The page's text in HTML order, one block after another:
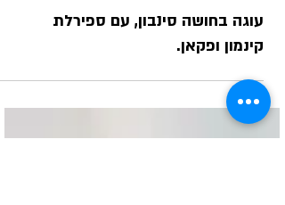
בחושות
עוגה בחושה סינבון, עם ספירלת
קינמון ופקאן.